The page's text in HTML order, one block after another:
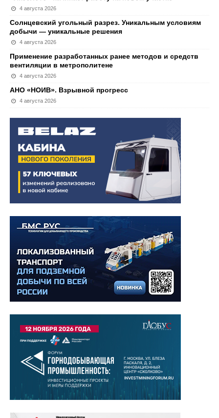
4 августа 2026
Солнцевский угольный разрез. Уникальным условиям
добычи — уникальные решения
4 августа 2026
Применение разработанных ранее методов и средств
вентиляции в метрополитене
4 августа 2026
АНО «НОИВ». Взрывной прогресс
4 августа 2026